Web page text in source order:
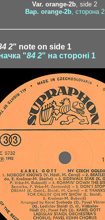
Var. orange-2b, side 2
Вар. orange-2b, сторона 2
2" note on side 1
"84 2" на стороні 1